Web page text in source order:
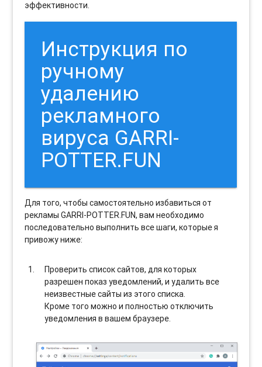
эффективности.
Инструкция по
ручному
удалению
рекламного
вируса GARRI-
POTTER.FUN
Для того, чтобы самостоятельно избавиться от
рекламы GARRI-POTTER.FUN, вам необходимо
последовательно выполнить все шаги, которые я
привожу ниже:
Проверить список сайтов, для которых
разрешен показ уведомлений, и удалить все
неизвестные сайты из этого списка.
Кроме того можно и полностью отключить
уведомления в вашем браузере.